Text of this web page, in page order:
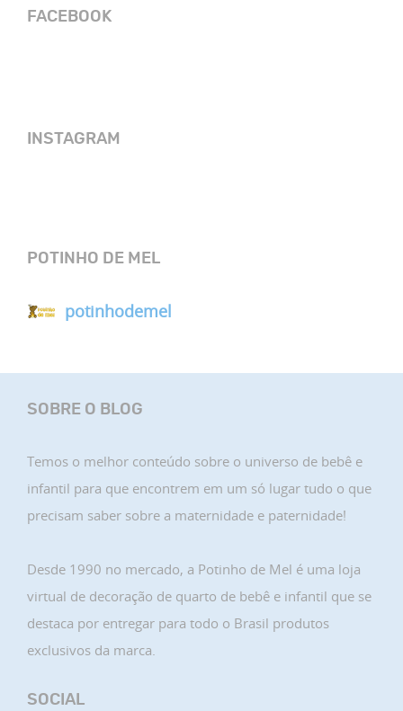
FACEBOOK
INSTAGRAM
POTINHO DE MEL
potinhodemel
SOBRE O BLOG
Temos o melhor conteúdo sobre o universo de bebê e
infantil para que encontrem em um só lugar tudo o que
precisam saber sobre a maternidade e paternidade!
Desde 1990 no mercado, a Potinho de Mel é uma loja
virtual de decoração de quarto de bebê e infantil que se
destaca por entregar para todo o Brasil produtos
exclusivos da marca.
SOCIAL